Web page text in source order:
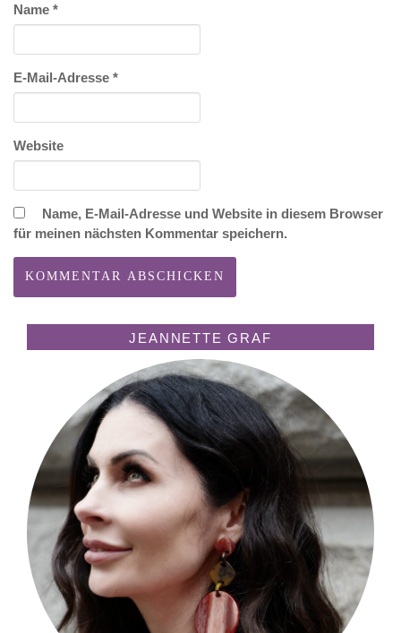
Name *
E-Mail-Adresse *
Website
Name, E-Mail-Adresse und Website in diesem Browser
für meinen nächsten Kommentar speichern.
JEANNETTE GRAF